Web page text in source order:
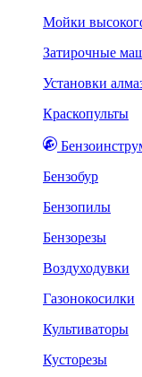
Мойки
Затирочные
Установки
Краскопульты
Бензобур
Бензопилы
Бензорезы
Воздуходувки
Газонокосилки
Культиваторы
Кусторезы